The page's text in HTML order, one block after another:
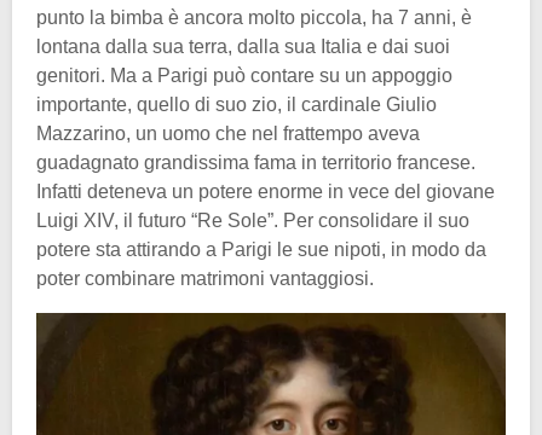
punto la bimba è ancora molto piccola, ha 7 anni, è
lontana dalla sua terra, dalla sua Italia e dai suoi
genitori. Ma a Parigi può contare su un appoggio
importante, quello di suo zio, il cardinale Giulio
Mazzarino, un uomo che nel frattempo aveva
guadagnato grandissima fama in territorio francese.
Infatti deteneva un potere enorme in vece del giovane
Luigi XIV, il futuro “Re Sole”. Per consolidare il suo
potere sta attirando a Parigi le sue nipoti, in modo da
poter combinare matrimoni vantaggiosi.